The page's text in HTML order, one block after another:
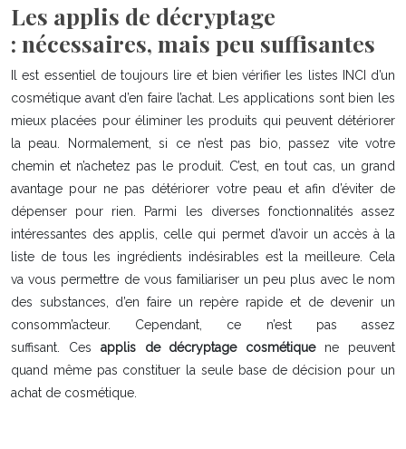
Les applis de décryptage
: nécessaires, mais peu suffisantes
Il est essentiel de toujours lire et bien vérifier les listes INCI d’un
cosmétique avant d’en faire l’achat. Les applications sont bien les
mieux placées pour éliminer les produits qui peuvent détériorer
la peau. Normalement, si ce n’est pas bio, passez vite votre
chemin et n’achetez pas le produit. C’est, en tout cas, un grand
avantage pour ne pas détériorer votre peau et afin d’éviter de
dépenser pour rien. Parmi les diverses fonctionnalités assez
intéressantes des applis, celle qui permet d’avoir un accès à la
liste de tous les ingrédients indésirables est la meilleure. Cela
va vous permettre de vous familiariser un peu plus avec le nom
des substances, d’en faire un repère rapide et de devenir un
consomm’acteur. Cependant, ce n’est pas assez
suffisant. Ces applis de décryptage cosmétique ne peuvent
quand même pas constituer la seule base de décision pour un
achat de cosmétique.